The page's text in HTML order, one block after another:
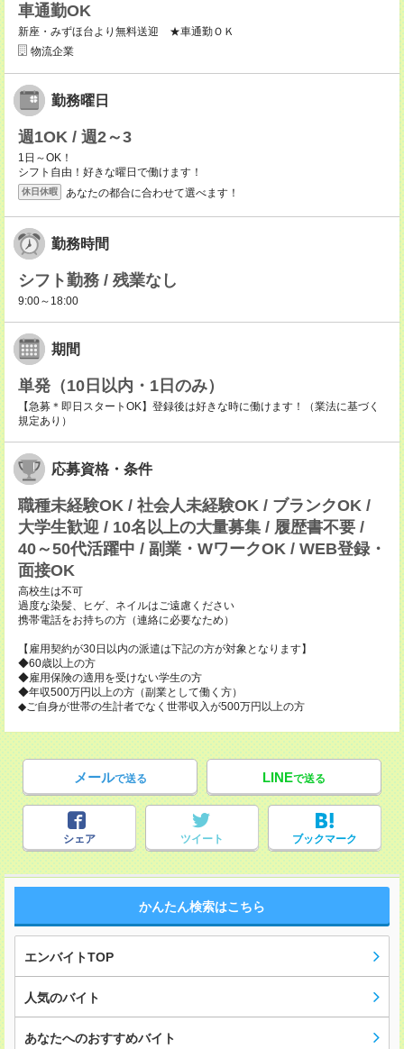
車通勤OK
新座・みずほ台より無料送迎 ★車通勤ＯＫ
物流企業
勤務曜日
週1OK / 週2～3
1日～OK！
シフト自由！好きな曜日で働けます！
休日休暇 あなたの都合に合わせて選べます！
勤務時間
シフト勤務 / 残業なし
9:00～18:00
期間
単発（10日以内・1日のみ）
【急募＊即日スタートOK】登録後は好きな時に働けます！（業法に基づく
規定あり）
応募資格・条件
職種未経験OK / 社会人未経験OK / ブランクOK /
大学生歓迎 / 10名以上の大量募集 / 履歴書不要 /
40～50代活躍中 / 副業・WワークOK / WEB登録・
面接OK
高校生は不可
過度な染髪、ヒゲ、ネイルはご遠慮ください
携帯電話をお持ちの方（連絡に必要なため）
【雇用契約が30日以内の派遣は下記の方が対象となります】
◆60歳以上の方
◆雇用保険の適用を受けない学生の方
◆年収500万円以上の方（副業として働く方）
◆ご自身が世帯の生計者でなく世帯収入が500万円以上の方
メールで送る LINEで送る
シェア ツイート ブックマーク
かんたん検索はこちら
エンバイトTOP
人気のバイト
あなたへのおすすめバイト